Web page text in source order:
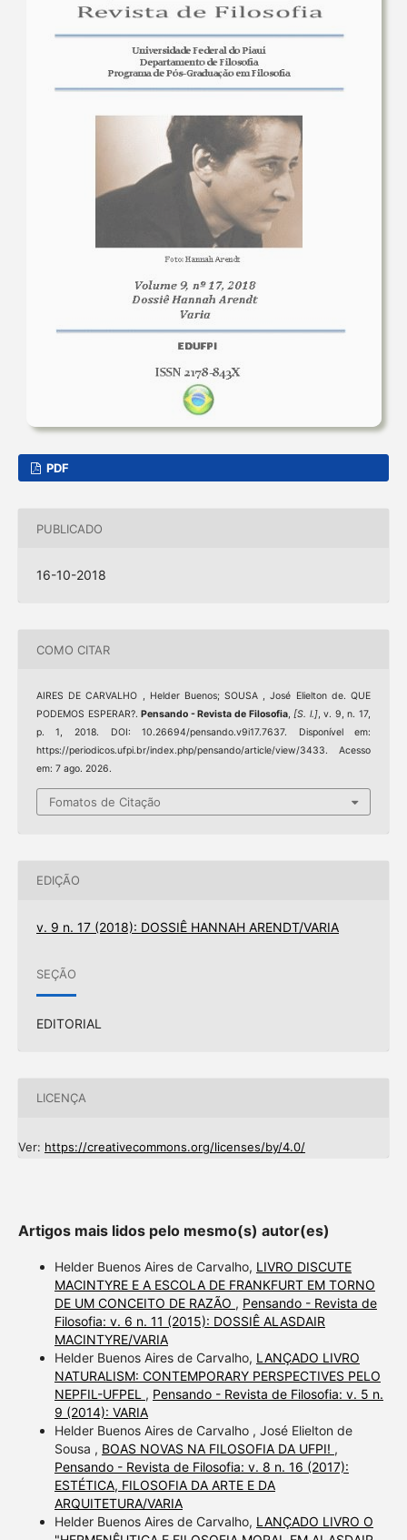
PDF
PUBLICADO
16-10-2018
COMO CITAR
AIRES DE CARVALHO , Helder Buenos; SOUSA , José Elielton de. QUE
PODEMOS ESPERAR?.Pensando - Revista de Filosofia,[S. l.], v. 9, n. 17,
p. 1, 2018. DOI: 10.26694/pensando.v9i17.7637. Disponível em:
https://periodicos.ufpi.br/index.php/pensando/article/view/3433. Acesso
em: 7 ago. 2026.
Fomatos de Citação
EDIÇÃO
v. 9 n. 17 (2018): DOSSIÊ HANNAH ARENDT/VARIA
SEÇÃO
EDITORIAL
LICENÇA
Ver: https://creativecommons.org/licenses/by/4.0/
Artigos mais lidos pelo mesmo(s) autor(es)
Helder Buenos Aires de Carvalho, LIVRO DISCUTE
MACINTYRE E A ESCOLA DE FRANKFURT EM TORNO
DE UM CONCEITO DE RAZÃO , Pensando - Revista de
Filosofia: v. 6 n. 11 (2015): DOSSIÊ ALASDAIR
MACINTYRE/VARIA
Helder Buenos Aires de Carvalho, LANÇADO LIVRO
NATURALISM: CONTEMPORARY PERSPECTIVES PELO
NEPFIL-UFPEL , Pensando - Revista de Filosofia: v. 5 n.
9 (2014): VARIA
Helder Buenos Aires de Carvalho , José Elielton de
Sousa , BOAS NOVAS NA FILOSOFIA DA UFPI! ,
Pensando - Revista de Filosofia: v. 8 n. 16 (2017):
ESTÉTICA, FILOSOFIA DA ARTE E DA
ARQUITETURA/VARIA
Helder Buenos Aires de Carvalho, LANÇADO LIVRO O